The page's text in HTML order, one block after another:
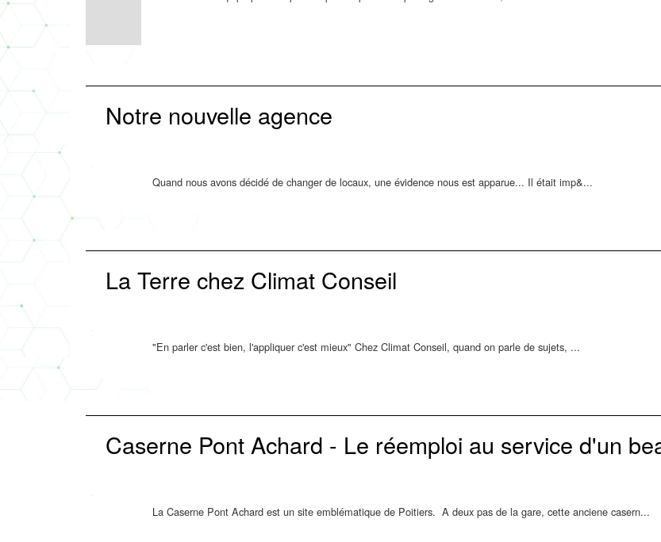
Notre nouvelle agence
Quand nous avons décidé de changer de locaux, une évidence nous est apparue... Il était imp&...
La Terre chez Climat Conseil
"En parler c'est bien, l'appliquer c'est mieux" Chez Climat Conseil, quand on parle de sujets, ...
Caserne Pont Achard - Le réemploi au service d'un
La Caserne Pont Achard est un site emblématique de Poitiers. A deux pas de la gare, cette anciene casern...